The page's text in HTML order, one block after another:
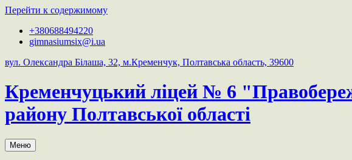
Перейти к содержимому
+380688494220
gimnasiumsix@i.ua
вул. Олександра Білаша, 32, м.Кременчук, Полтавська область, 39600
Кременчуцький ліцей № 6
району Полтавської області
Меню